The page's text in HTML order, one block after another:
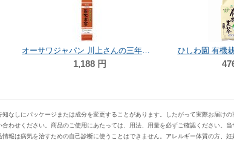
オーサワジャパン 川上さんの三年番茶薪火寒茶（小） 120g
1,188 円
ひしわ園 有機
なしにパッケージまたは成分を変更することがあります。したがって実際お届け
わせください。商品のご使用にあたっては、用法、用量を必ずご確認ください。
は病気を治すための自己診断に使うことはできません。アレルギー体質の方、